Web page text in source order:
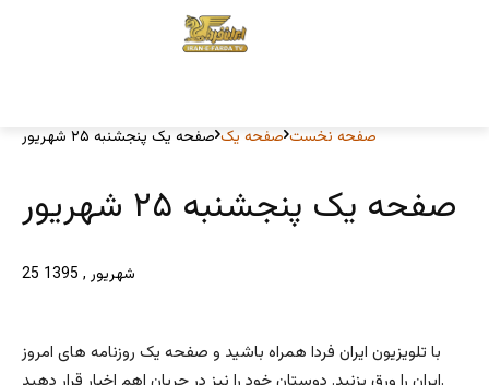
صفحه نخست صفحه یک صفحه یک پنجشنبه ۲۵ شهریور
صفحه یک پنجشنبه ۲۵ شهریور
25 شهریور , 1395
با تلویزیون ایران فردا همراه باشید و صفحه یک روزنامه های امروز